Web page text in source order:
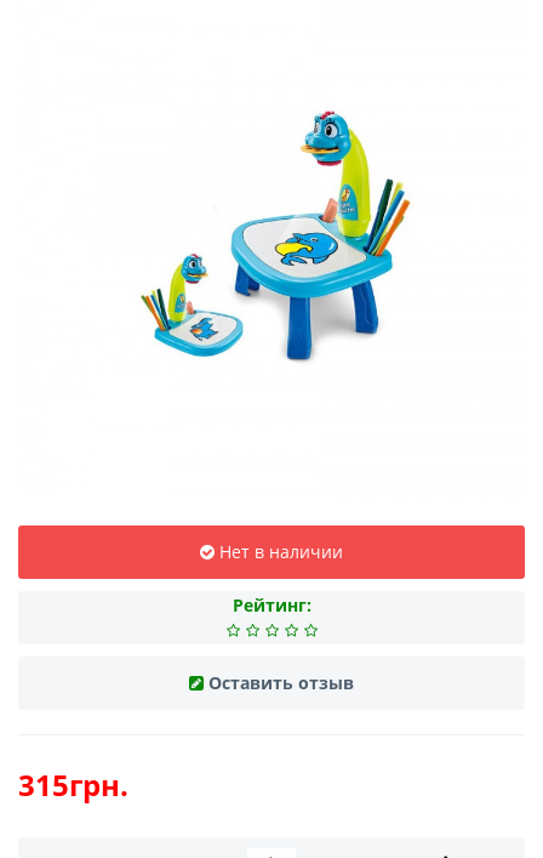
Нет в наличии
Рейтинг:
Оставить отзыв
315грн.